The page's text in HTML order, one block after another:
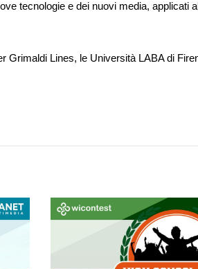
tecnologie e dei nuovi media, applicati
Grimaldi Lines, le Università LABA di